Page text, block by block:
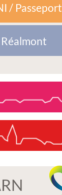
/ Passeport